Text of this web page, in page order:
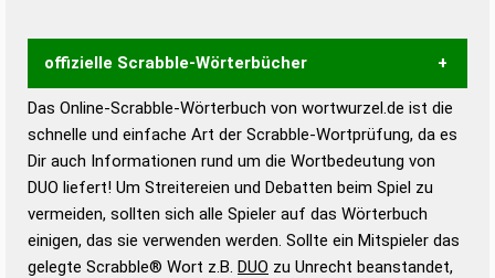
offizielle Scrabble-Wörterbücher
Wortwurzel liefert mit Hilfe eines semantischen
Wortanalyse-Algorithmus gute Anhaltspunkte zu
Wortbedeutung, Worttrennung und Wortform, um die
Gültigkeit eines Wortes für das Scrabble-Spiel zu
bestimmen!
zugelassene Turnier Scrabble-
Wörterbücher sind:
Das Online-Scrabble-Wörterbuch von wortwurzel.de ist die
schnelle und einfache Art der Scrabble-Wortprüfung, da es
Dir auch Informationen rund um die Wortbedeutung von
DUO liefert! Um Streitereien und Debatten beim Spiel zu
vermeiden, sollten sich alle Spieler auf das Wörterbuch
einigen, das sie verwenden werden. Sollte ein Mitspieler das
gelegte Scrabble® Wort z.B. DUO zu Unrecht beanstandet,